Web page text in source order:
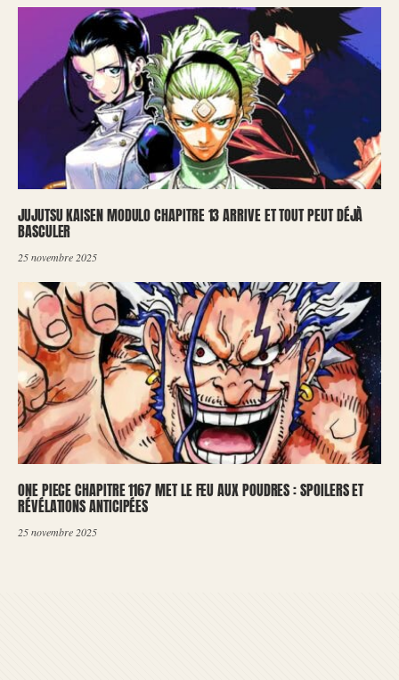
JUJUTSU KAISEN MODULO CHAPITRE 13 ARRIVE ET TOUT PEUT DÉJÀ
BASCULER
25 novembre 2025
ONE PIECE CHAPITRE 1167 MET LE FEU AUX POUDRES : SPOILERS ET
RÉVÉLATIONS ANTICIPÉES
25 novembre 2025